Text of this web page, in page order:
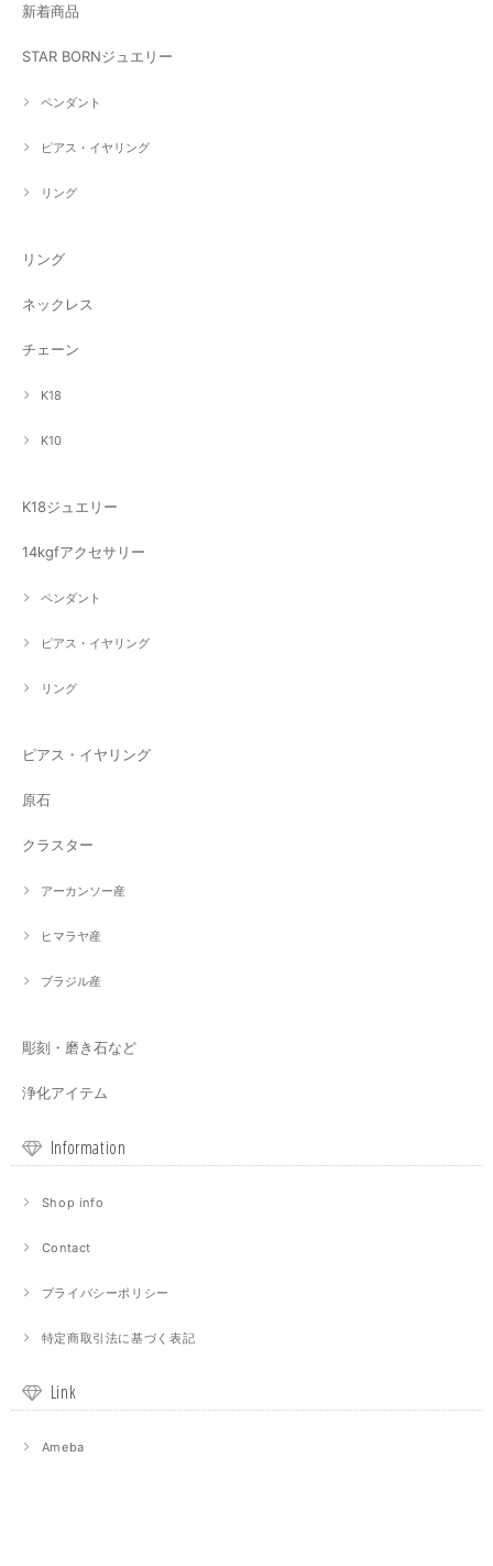
新着商品
STAR BORNジュエリー
ペンダント
ピアス・イヤリング
リング
リング
ネックレス
チェーン
K18
K10
K18ジュエリー
14kgfアクセサリー
ペンダント
ピアス・イヤリング
リング
ピアス・イヤリング
原石
クラスター
アーカンソー産
ヒマラヤ産
ブラジル産
彫刻・磨き石など
浄化アイテム
Information
Shop info
Contact
プライバシーポリシー
特定商取引法に基づく表記
Link
Ameba